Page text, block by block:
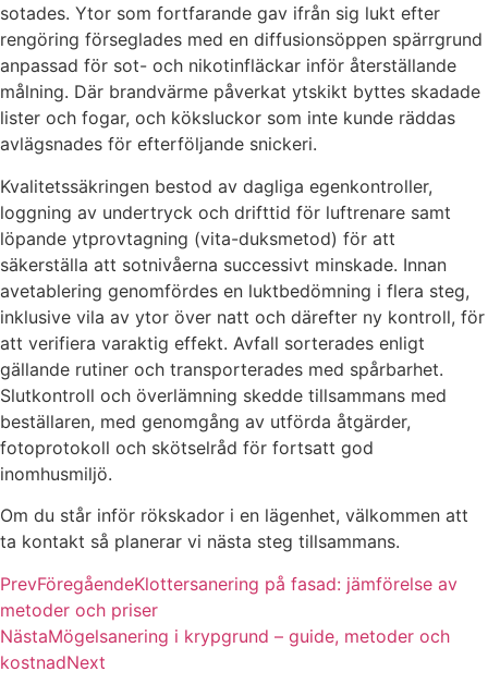
sotades. Ytor som fortfarande gav ifrån sig lukt efter
rengöring förseglades med en diffusionsöppen spärrgrund
anpassad för sot- och nikotinfläckar inför återställande
målning. Där brandvärme påverkat ytskikt byttes skadade
lister och fogar, och köksluckor som inte kunde räddas
avlägsnades för efterföljande snickeri.
Kvalitetssäkringen bestod av dagliga egenkontroller,
loggning av undertryck och drifttid för luftrenare samt
löpande ytprovtagning (vita-duksmetod) för att
säkerställa att sotnivåerna successivt minskade. Innan
avetablering genomfördes en luktbedömning i flera steg,
inklusive vila av ytor över natt och därefter ny kontroll, för
att verifiera varaktig effekt. Avfall sorterades enligt
gällande rutiner och transporterades med spårbarhet.
Slutkontroll och överlämning skedde tillsammans med
beställaren, med genomgång av utförda åtgärder,
fotoprotokoll och skötselråd för fortsatt god
inomhusmiljö.
Om du står inför rökskador i en lägenhet, välkommen att
ta kontakt så planerar vi nästa steg tillsammans.
PrevFöregåendeKlottersanering på fasad: jämförelse av
metoder och priser
NästaMögelsanering i krypgrund – guide, metoder och
kostnadNext